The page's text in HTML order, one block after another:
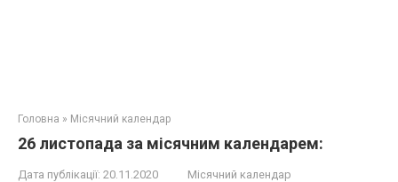
Головна » Місячний календар
26 листопада за місячним календарем:
Дата публікації: 20.11.2020 Місячний календар